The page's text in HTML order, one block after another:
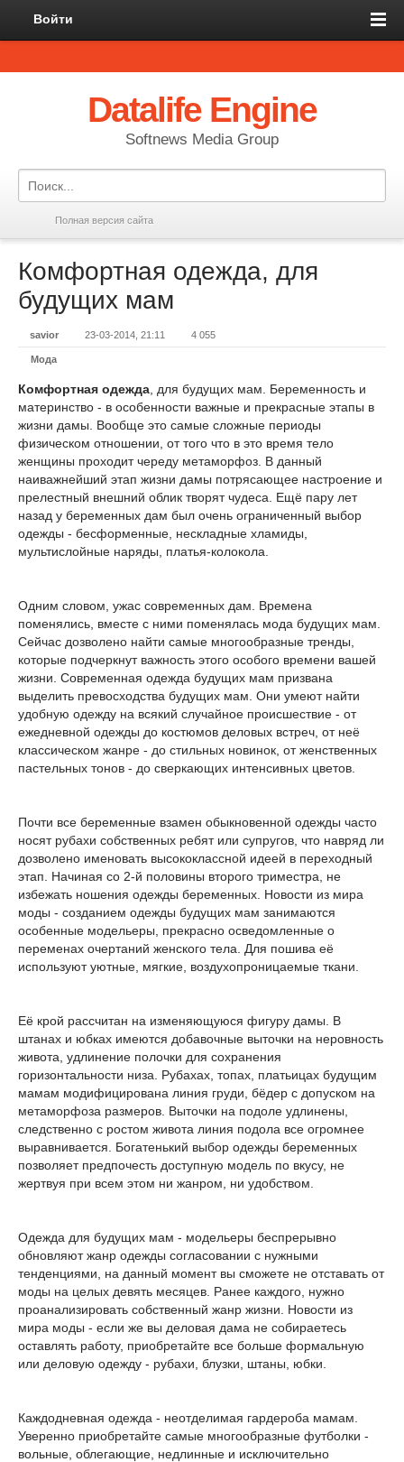
Войти
Datalife Engine
Softnews Media Group
Полная версия сайта
Комфортная одежда, для
будущих мам
savior 23-03-2014, 21:11 4 055
Мода
Комфортная одежда , для будущих мам. Беременность и
материнство - в особенности важные и прекрасные этапы в
жизни дамы. Вообще это самые сложные периоды
физическом отношении, от того что в это время тело
женщины проходит череду метаморфоз. В данный
наиважнейший этап жизни дамы потрясающее настроение и
прелестный внешний облик творят чудеса. Ещё пару лет
назад у беременных дам был очень ограниченный выбор
одежды - бесформенные, нескладные хламиды,
мультислойные наряды, платья-колокола.
Одним словом, ужас современных дам. Времена
поменялись, вместе с ними поменялась мода будущих мам.
Сейчас дозволено найти самые многообразные тренды,
которые подчеркнут важность этого особого времени вашей
жизни. Современная одежда будущих мам призвана
выделить превосходства будущих мам. Они умеют найти
удобную одежду на всякий случайное происшествие - от
ежедневной одежды до костюмов деловых встреч, от неё
классическом жанре - до стильных новинок, от женственных
пастельных тонов - до сверкающих интенсивных цветов.
Почти все беременные взамен обыкновенной одежды часто
носят рубахи собственных ребят или супругов, что навряд ли
дозволено именовать высококлассной идеей в переходный
этап. Начиная со 2-й половины второго триместра, не
избежать ношения одежды беременных. Новости из мира
моды - созданием одежды будущих мам занимаются
особенные модельеры, прекрасно осведомленные о
переменах очертаний женского тела. Для пошива её
используют уютные, мягкие, воздухопроницаемые ткани.
Её крой рассчитан на изменяющуюся фигуру дамы. В
штанах и юбках имеются добавочные выточки на неровность
живота, удлинение полочки для сохранения
горизонтальности низа. Рубахах, топах, платьицах будущим
мамам модифицирована линия груди, бёдер с допуском на
метаморфоза размеров. Выточки на подоле удлинены,
следственно с ростом живота линия подола все огромнее
выравнивается. Богатенький выбор одежды беременных
позволяет предпочесть доступную модель по вкусу, не
жертвуя при всем этом ни жанром, ни удобством.
Одежда для будущих мам - модельеры беспрерывно
обновляют жанр одежды согласовании с нужными
тенденциями, на данный момент вы сможете не отставать от
моды на целых девять месяцев. Ранее каждого, нужно
проанализировать собственный жанр жизни. Новости из
мира моды - если же вы деловая дама не собираетесь
оставлять работу, приобретайте все больше формальную
или деловую одежду - рубахи, блузки, штаны, юбки.
Каждодневная одежда - неотделимая гардероба мамам.
Уверенно приобретайте самые многообразные футболки -
вольные, облегающие, недлинные и исключительно